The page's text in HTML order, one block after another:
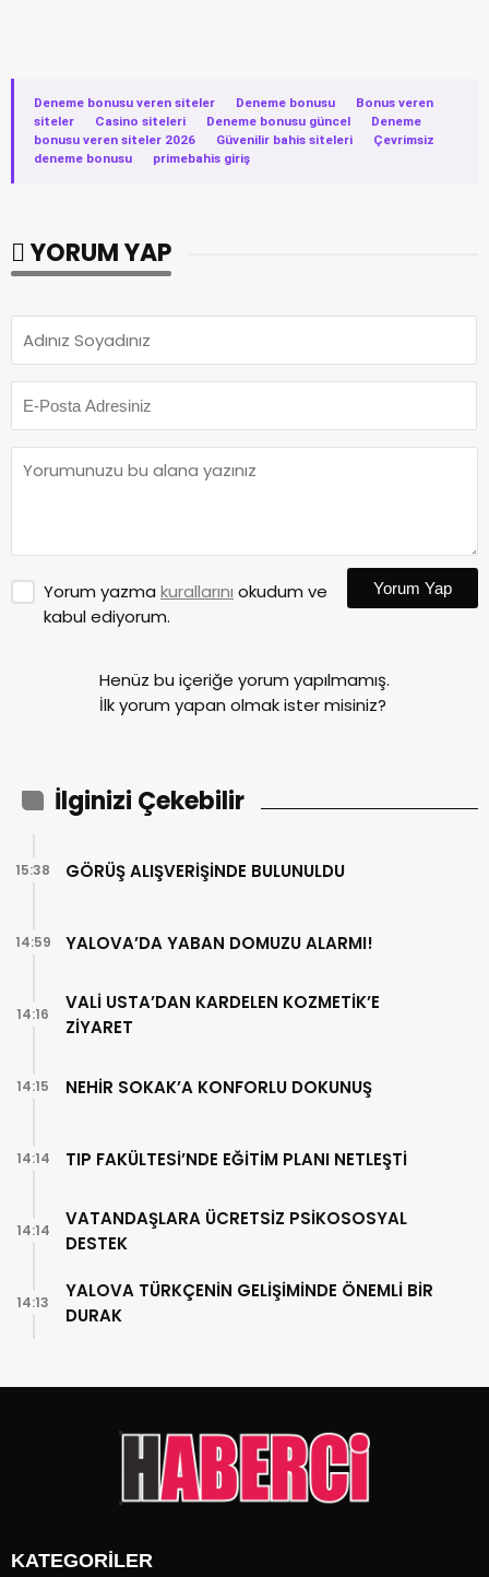
Deneme bonusu veren siteler · Deneme bonusu ·
Bonus veren
siteler
· Casino siteleri · Deneme bonusu güncel ·
Deneme
bonusu veren siteler 2026
· Güvenilir bahis siteleri ·
Çevrimsiz
deneme bonusu
· primebahis giriş
YORUM YAP
Yorum yazma kurallarını okudum ve
kabul ediyorum.
Yorum Yap
Henüz bu içeriğe yorum yapılmamış.
İlk yorum yapan olmak ister misiniz?
İlginizi Çekebilir
GÖRÜŞ ALIŞVERİŞİNDE BULUNULDU
15:38
YALOVA’DA YABAN DOMUZU ALARMI!
14:59
VALİ USTA’DAN KARDELEN KOZMETİK’E
ZİYARET
14:16
NEHİR SOKAK’A KONFORLU DOKUNUŞ
14:15
TIP FAKÜLTESİ’NDE EĞİTİM PLANI NETLEŞTİ
14:14
VATANDAŞLARA ÜCRETSİZ PSİKOSOSYAL
DESTEK
14:14
YALOVA TÜRKÇENİN GELİŞİMİNDE ÖNEMLİ BİR
DURAK
14:13
KATEGORİLER